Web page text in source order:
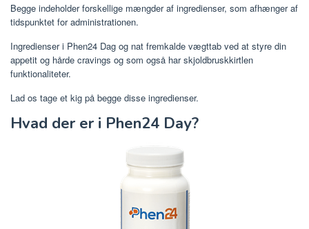
Begge indeholder forskellige mængder af ingredienser, som afhænger af
tidspunktet for administrationen.
Ingredienser i Phen24 Dag og nat fremkalde vægttab ved at styre din
appetit og hårde cravings og som også har skjoldbruskkirtlen
funktionaliteter.
Lad os tage et kig på begge disse ingredienser.
Hvad der er i Phen24 Day?